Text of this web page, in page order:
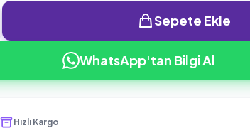
Sepete Ekle
WhatsApp'tan Bilgi Al
Hızlı Kargo